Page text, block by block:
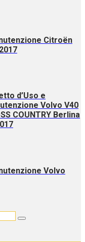
Citroën
d’Uso e
Volvo V40
COUNTRY Berlina
Volvo